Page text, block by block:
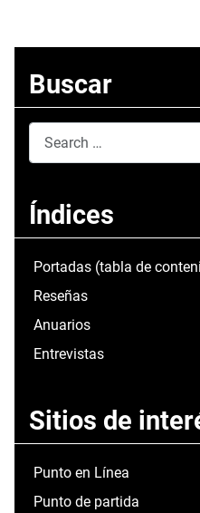
Buscar
Search
Índices
Portadas (tabla de
Reseñas
Anuarios
Entrevistas
Sitios de
Punto en Línea
Punto de partida